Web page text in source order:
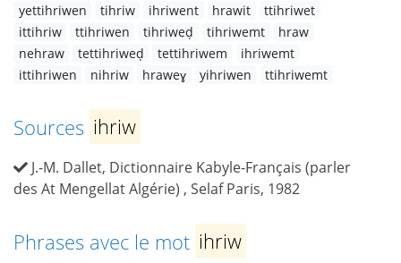
yettihriwen
tihriw ihriwent hrawit
ttihriwet
ittihriw
ttihriwen tihriweḍ tihriwemt
hraw
nehraw
tettihriweḍ tettihriwem
ihriwemt
ittihriwen
nihriw hraweɣ yihriwen ttihriwemt
Sources ihriw
J.-M. Dallet, Dictionnaire Kabyle-Français (parler
des At Mengellat Algérie) , Selaf Paris, 1982
Phrases avec le mot ihriw